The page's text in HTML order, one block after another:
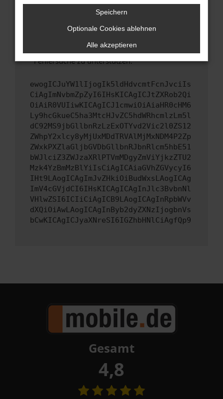
Wende dich an den Webseitenbetreiber.
Wenn du alle oben genannten Schritte versucht
hast, kontaktiere uns bitte. Wir werden
uns diesen Text schicken, um uns bei der
Fehlersuche zu unterstützen:
ewogICJuYW1lIjogIk5ldHdvcmtFcnJvciIs
CiAgImNvbmZpZyI6IHsKICAgICJtZXRob2Qi
OiAiR0VUIiwKICAgICJ1cmwiOiAiaHR0cHM6
Ly9hcGkueC5ha3MtcHJvZC5hdWRhcmlzLm5l
dC92MS9jbGllbnRzLzExOTYvd2Vic2l0ZS12
ZWhpY2xlcy8yMjUxMDdTRVAlMjMxNDM4P2Zp
ZWxkPXZlaGljbGVDbGllbnRJbnRlcm5hbE51
bWJlciZ3ZWJzaXRlPTVmMDgyZmViYjkzZTU2
Mzk4YzBmMzBlYiIsCiAgICAiaGVhZGVycyI6
IHt9LAogICAgImJvZHkiOiBudWxsLAogICAg
ImV4cGVjdCI6IHsKICAgICAgInJlc3BvbnNl
VHlwZSI6ICIiCiAgICB9LAogICAgInRpbWVv
dXQiOiAwLAogICAgInByb2dyZXNzIjogbnVs
bCwKICAgICJyaXNreSI6IGZhbHNlCiAgfQp9
Gesamt
4,8
Speichern
Optionale Cookies ablehnen
Alle akzeptieren